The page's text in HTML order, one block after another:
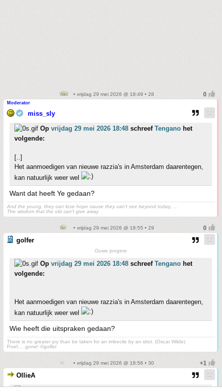
• vrijdag 29 mei 2026 @ 18:49 • 28
Moderator
miss_sly
Op vrijdag 29 mei 2026 18:48 schreef Tengano het
volgende:
[..]
Het aanmoedigen van nieuwe razzia's in Amsterdam daarentegen,
kan natuurlijk weer wel
Want dat heeft Ye gedaan?
And the young, they can lose hope cause they can't see beyond today,. ..
The wisdom that the old can't give away
• vrijdag 29 mei 2026 @ 18:55 • 29
golfer
Ouwe jongere
Op vrijdag 29 mei 2026 18:48 schreef Tengano het
volgende:
Het aanmoedigen van nieuwe razzia's in Amsterdam daarentegen,
kan natuurlijk weer wel
Wie heeft die uitspraken gedaan?
There is no greater joy than be taken for an imbecile by an idiot. (Oscar Wilde)
Poef.....gone! ©golfer
• vrijdag 29 mei 2026 @ 18:56 • 30
OllieA